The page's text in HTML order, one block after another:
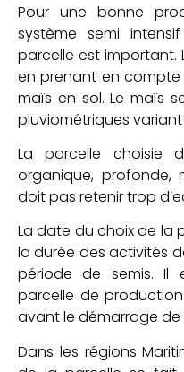
Pour une bonne
système semi
parcelle est important.
en prenant en compte
maïs en sol. Le maïs
pluviométriques variant
La parcelle choisie
organique, profonde,
doit pas retenir trop
La date du choix de la
la durée des activités
période de semis. Il
parcelle de
avant le démarrage de
Dans les régions